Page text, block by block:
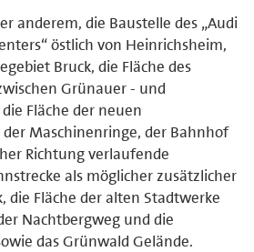
anderem, die Baustelle des „Audi
östlich von Heinrichsheim,
Bruck, die Fläche des
Grünauer - und
Fläche der neuen
Maschinenringe, der Bahnhof
Richtung verlaufende
als möglicher zusätzlicher
die Fläche der alten Stadtwerke
Nachtbergweg und die
das Grünwald Gelände.